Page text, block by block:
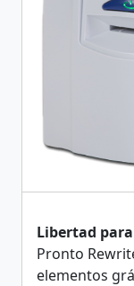
Libertad
Pronto
elementos